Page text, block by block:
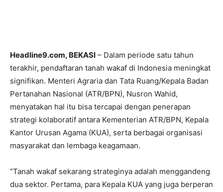
Headline9.com, BEKASI – Dalam periode satu tahun
terakhir, pendaftaran tanah wakaf di Indonesia meningkat
signifikan. Menteri Agraria dan Tata Ruang/Kepala Badan
Pertanahan Nasional (ATR/BPN), Nusron Wahid,
menyatakan hal itu bisa tercapai dengan penerapan
strategi kolaboratif antara Kementerian ATR/BPN, Kepala
Kantor Urusan Agama (KUA), serta berbagai organisasi
masyarakat dan lembaga keagamaan.
“Tanah wakaf sekarang strateginya adalah menggandeng
dua sektor. Pertama, para Kepala KUA yang juga berperan